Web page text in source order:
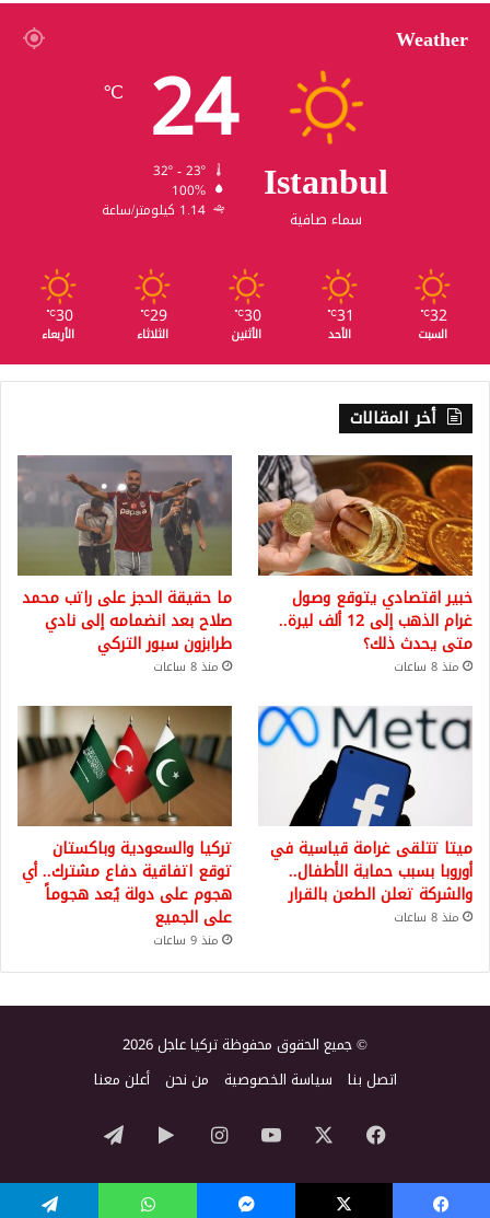
Weather
Istanbul
سماء صافية
24
℃
100%
1.14 كيلومتر/ساعة
32
℃
السبت
31
℃
الأحد
30
℃
الأثنين
29
℃
الثلاثاء
30
℃
الأربعاء
أخر المقالات
خبير اقتصادي يتوقع وصول
غرام الذهب إلى 12 ألف ليرة..
متى يحدث ذلك؟
منذ 8 ساعات
ما حقيقة الحجز على راتب محمد
صلاح بعد انضمامه إلى نادي
طرابزون سبور التركي
منذ 8 ساعات
ميتا تتلقى غرامة قياسية في
أوروبا بسبب حماية الأطفال..
والشركة تعلن الطعن بالقرار
منذ 8 ساعات
تركيا والسعودية وباكستان
توقع اتفاقية دفاع مشترك.. أي
هجوم على دولة يُعد هجوماً
على الجميع
منذ 9 ساعات
© جميع الحقوق محفوظة تركيا عاجل 2026
اتصل بنا سياسة الخصوصية من نحن أعلن معنا
فيسبوك ‫YouTubeانستقرام‏Google
Play
تيلقرام